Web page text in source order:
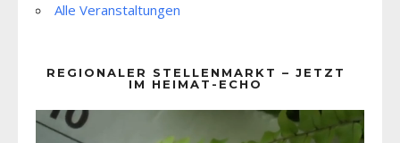
Alle Veranstaltungen
REGIONALER STELLENMARKT – JETZT
IM HEIMAT-ECHO